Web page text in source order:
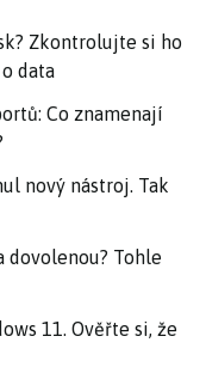
Zkontrolujte si ho
data
Co znamenají
nový nástroj. Tak
Tohle
11. Ověřte si, že